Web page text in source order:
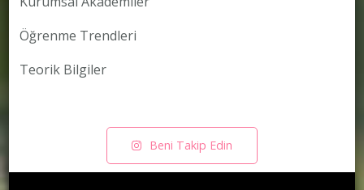
Öğrenme Trendleri
Teorik Bilgiler
Beni Takip Edin